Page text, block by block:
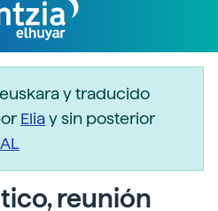
y traducido
Eliay sin posterior
reunión